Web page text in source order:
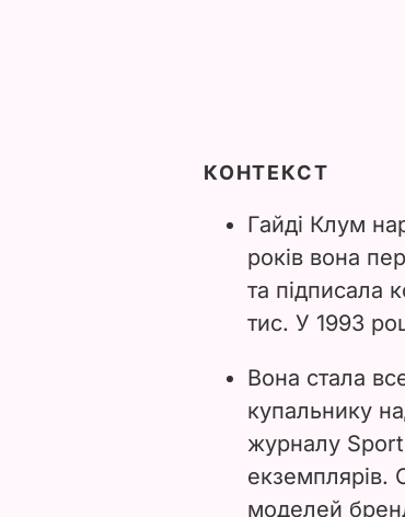
КОНТЕКСТ
Гайді Клум
років вона
та підписала
тис. У 1993
Вона стала
купальнику
журналу
екземплярів.
моделей